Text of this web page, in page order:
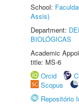
School:
Assis)
Department:
BIOLÓGICAS
Academic
title: MS-6
Orcid
Scopus
Repositório